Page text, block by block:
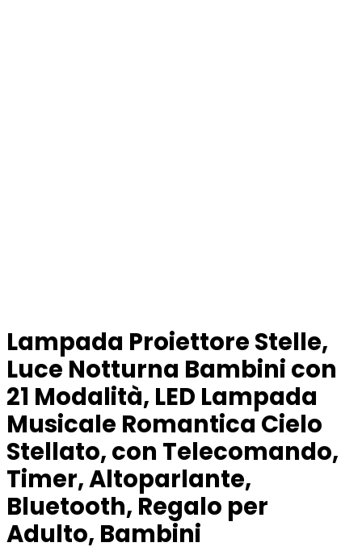
Lampada Proiettore Stelle,
Luce Notturna Bambini con
21 Modalità, LED Lampada
Musicale Romantica Cielo
Stellato, con Telecomando,
Timer, Altoparlante,
Bluetooth, Regalo per
Adulto, Bambini